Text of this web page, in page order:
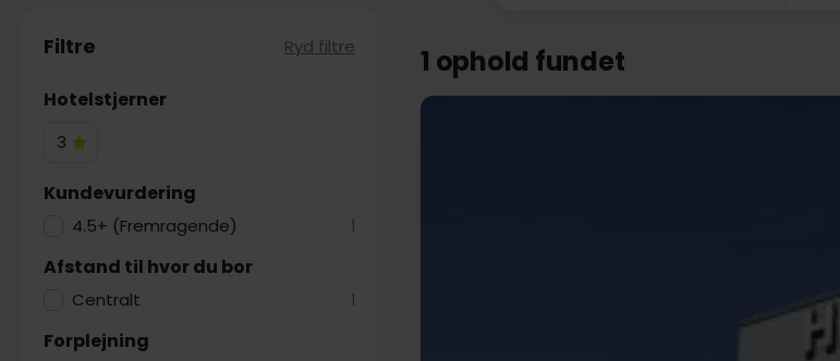
Filtre Ryd filtre
Hotelstjerner
3
3
Kundevurdering
4.5+ (Fremragende) 1
Afstand til hvor du bor
Centralt 1
Forplejning
1 ophold fundet